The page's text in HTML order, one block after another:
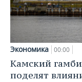
Экономика 00:00
Камский
поделят